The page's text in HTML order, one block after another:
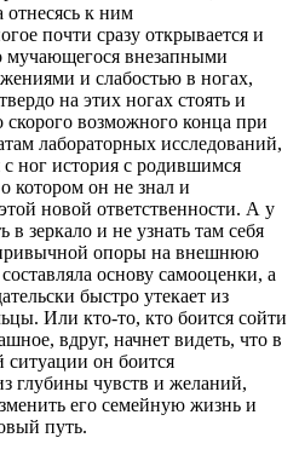
отнесясь к ним
почти сразу открывается и
мучающегося внезапными
и слабостью в ногах,
на этих ногах стоять и
возможного конца при
лабораторных исследований,
ног история с родившимся
котором он не знал и
новой ответственности. А у
зеркало и не узнать там себя
опоры на внешнюю
основу самооценки, а
быстро утекает из
Или кто-то, кто боится сойти
вдруг, начнет видеть, что в
ситуации он боится
глубины чувств и желаний,
его семейную жизнь и
путь.